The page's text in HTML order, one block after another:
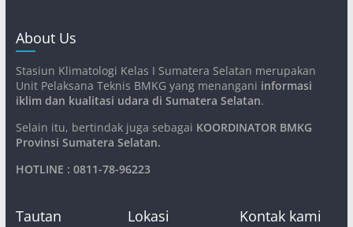
About Us
Stasiun Klimatologi Kelas I Sumatera Selatan merupakan
Unit Pelaksana Teknis BMKG yang menangani informasi
iklim dan kualitasi udara di Sumatera Selatan.
Selain itu, bertindak juga sebagai KOORDINATOR BMKG
Provinsi Sumatera Selatan.
HOTLINE : 0811-78-96223
Tautan Lokasi Kontak kami